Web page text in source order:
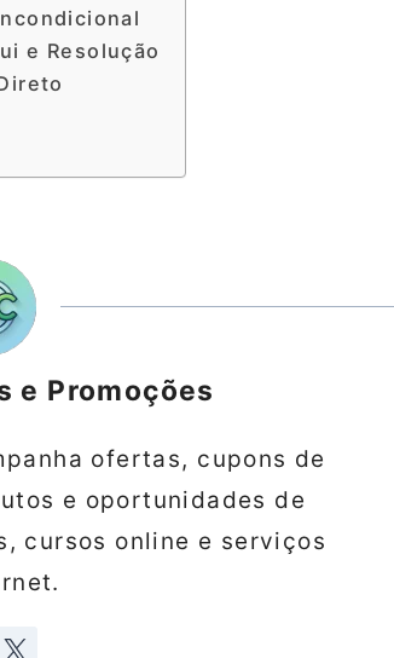
e Resolução
e Promoções
ofertas, cupons de
e oportunidades de
cursos online e serviços